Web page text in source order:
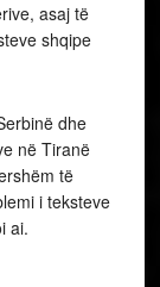
asaj të
shqipe
dhe
në Tiranë
të
i teksteve
ai.